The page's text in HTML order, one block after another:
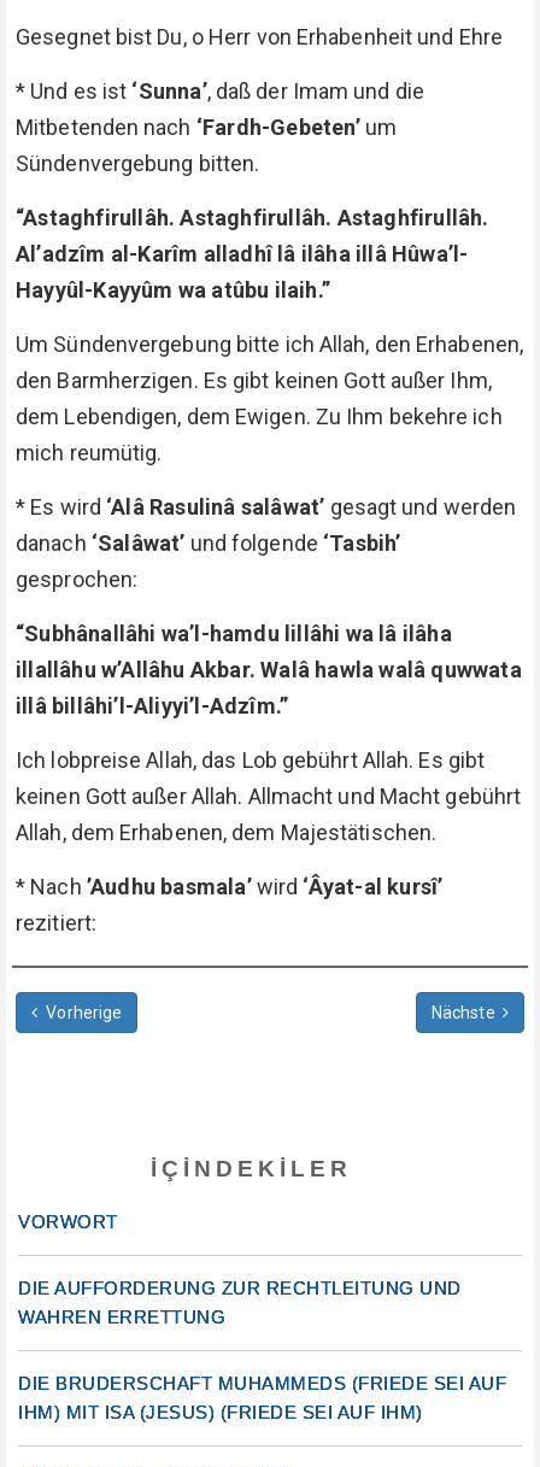
Gesegnet bist Du, o Herr von Erhabenheit und Ehre
* Und es ist ‘Sunna’, daß der Imam und die
Mitbetenden nach ‘Fardh-Gebeten’um
Sündenvergebung bitten.
“Astaghfirullâh. Astaghfirullâh. Astaghfirullâh.
Al’adzîm al-Karîm alladhî lâ ilâha illâ Hûwa’l-
Hayyûl-Kayyûm wa atûbu ilaih.”
Um Sündenvergebung bitte ich Allah, den Erhabenen,
den Barmherzigen. Es gibt keinen Gott außer Ihm,
dem Lebendigen, dem Ewigen. Zu Ihm bekehre ich
mich reumütig.
* Es wird ‘Alâ Rasulinâ salâwat’ gesagt und werden
danach ‘Salâwat’ und folgende ‘Tasbih’
gesprochen:
“Subhânallâhi wa’l-hamdu lillâhi wa lâ ilâha
illallâhu w’Allâhu Akbar. Walâ hawla walâ quwwata
illâ billâhi’l-Aliyyi’l-Adzîm.”
Ich lobpreise Allah, das Lob gebührt Allah. Es gibt
keinen Gott außer Allah. Allmacht und Macht gebührt
Allah, dem Erhabenen, dem Majestätischen.
* Nach ’Audhu basmala’wird ‘Âyat-al kursî’
rezitiert:
Vorherige Nächste
İÇINDEKILER
VORWORT
DIE AUFFORDERUNG ZUR RECHTLEITUNG UND
WAHREN ERRETTUNG
DIE BRUDERSCHAFT MUHAMMEDS (FRIEDE SEI AUF
IHM) MIT ISA (JESUS) (FRIEDE SEI AUF IHM)